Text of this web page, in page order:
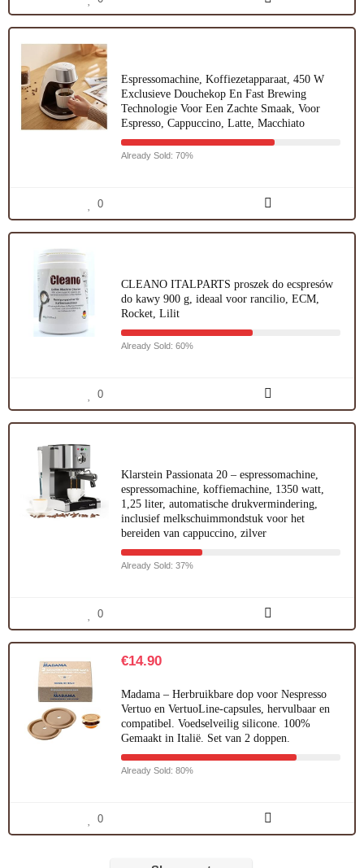
Espressomachine, Koffiezetapparaat, 450 W
Exclusieve Douchekop En Fast Brewing
Technologie Voor Een Zachte Smaak, Voor
Espresso, Cappuccino, Latte, Macchiato
Already Sold: 70%
0
CLEANO ITALPARTS proszek do ecspresów
do kawy 900 g, ideaal voor rancilio, ECM,
Rocket, Lilit
Already Sold: 60%
0
Klarstein Passionata 20 – espressomachine,
espressomachine, koffiemachine, 1350 watt,
1,25 liter, automatische drukvermindering,
inclusief melkschuimmondstuk voor het
bereiden van cappuccino, zilver
Already Sold: 37%
0
€14.90
Madama – Herbruikbare dop voor Nespresso
Vertuo en VertuoLine-capsules, hervulbaar en
compatibel. Voedselveilig silicone. 100%
Gemaakt in Italië. Set van 2 doppen.
Already Sold: 80%
0